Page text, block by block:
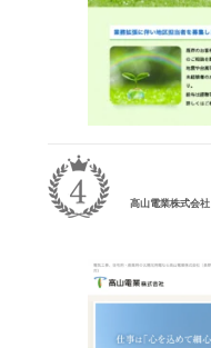
高山電業株式会社